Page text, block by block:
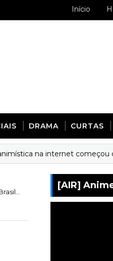
Início
DRAMA CURTAS
na internet começou com...
[AIR]